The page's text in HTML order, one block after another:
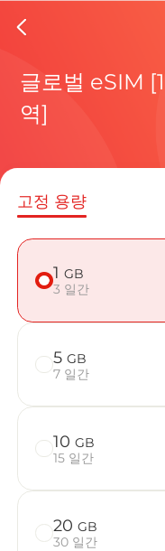
현
글로벌 eSIM
역]
고정 용량
1 GB
3 일간
5 GB
7 일간
10 GB
15 일간
20 GB
30 일간